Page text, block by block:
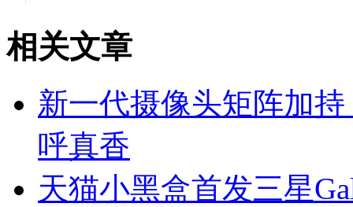
相关文章
新一代摄像头矩阵加
呼真香
天猫小黑盒首发三星